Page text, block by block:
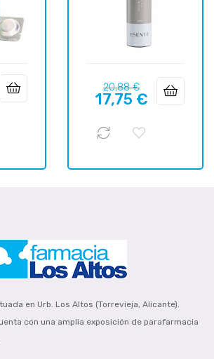
Precio
regular
20,88 €Precio
17,75 €
en Urb. Los Altos (Torrevieja, Alicante).
con una amplia exposición de parafarmacia